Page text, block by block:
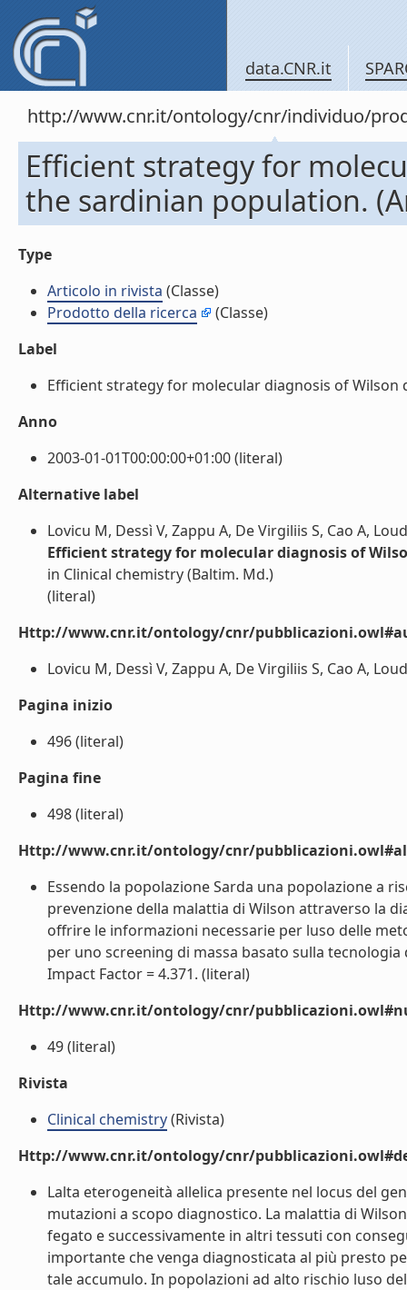
data.CNR.it
http://www.cnr.it/ontology/cnr/individuo/
Efficient strategy for
the sardinian population.
Type
Articolo in rivista (Classe)
Prodotto della ricerca
(Classe)
Label
Efficient strategy for molecular diagnosis of
Anno
2003-01-01T00:00:00+01:00 (literal)
Alternative label
Lovicu M, Dessì V, Zappu A, De Virgiliis S, Cao A,
Efficient strategy for molecular diagnosis of
in Clinical chemistry (Baltim. Md.)
(literal)
Http://www.cnr.it/ontology/cnr/
Lovicu M, Dessì V, Zappu A, De Virgiliis S, Cao A,
Pagina inizio
496 (literal)
Pagina fine
498 (literal)
Http://www.cnr.it/ontology/cnr/
Essendo la popolazione Sarda una popolazione a
prevenzione della malattia di Wilson attraverso la
offrire le informazioni necessarie per luso delle
per uno screening di massa basato sulla
Impact Factor = 4.371. (literal)
Http://www.cnr.it/ontology/cnr/
49 (literal)
Rivista
Clinical chemistry(Rivista)
Http://www.cnr.it/ontology/cnr/
Lalta eterogeneità allelica presente nel locus del
mutazioni a scopo diagnostico. La malattia di
fegato e successivamente in altri tessuti con
importante che venga diagnosticata al più presto
tale accumulo. In popolazioni ad alto rischio luso